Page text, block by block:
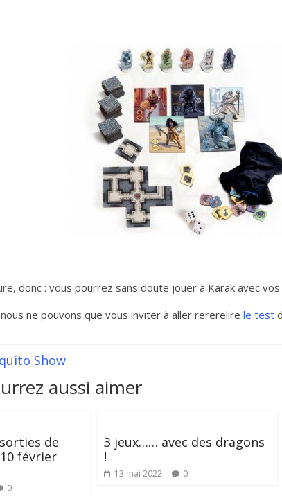
donc : vous pourrez sans doute jouer à Karak avec
ne pouvons que vous inviter à aller rererelire le test
Show
aussi aimer
de
février
0
3 jeux…… avec des dragons
!
13 mai 2022 0